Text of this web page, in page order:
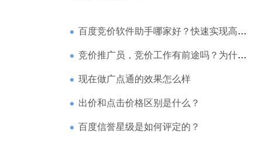
百度竞价软件助手哪家好？快速实现高回报哪家强？
竞价推广员，竞价工作有前途吗？为什么待遇那么高
现在做广点通的效果怎么样
出价和点击价格区别是什么？
百度信誉星级是如何评定的？